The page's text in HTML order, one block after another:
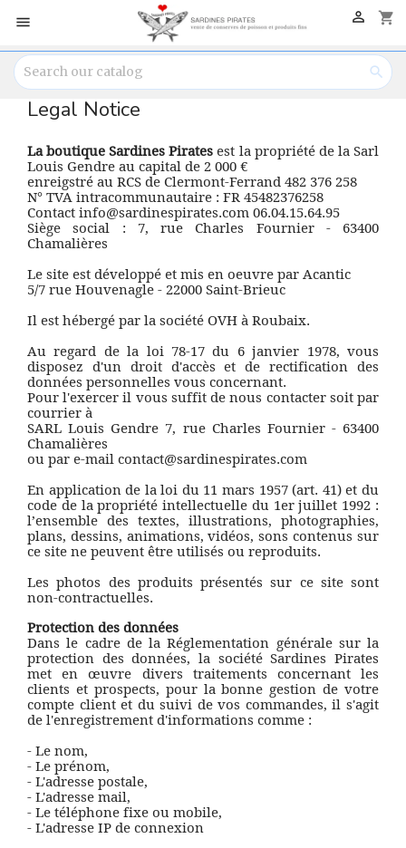
 shopping_cart


Legal Notice
La boutique Sardines Pirates est la propriété de la Sarl
Louis Gendre au capital de 2 000 €
enreigstré au RCS de Clermont-Ferrand 482 376 258
N° TVA intracommunautaire : FR 45482376258
Contact info@sardinespirates.com 06.04.15.64.95
Siège social : 7, rue Charles Fournier - 63400
Chamalières
Le site est développé et mis en oeuvre par Acantic
5/7 rue Houvenagle - 22000 Saint-Brieuc
Il est hébergé par la société OVH à Roubaix.
Au regard de la loi 78-17 du 6 janvier 1978, vous
disposez d'un droit d'accès et de rectification des
données personnelles vous concernant.
Pour l'exercer il vous suffit de nous contacter soit par
courrier à
SARL Louis Gendre 7, rue Charles Fournier - 63400
Chamalières
ou par e-mail contact@sardinespirates.com
En application de la loi du 11 mars 1957 (art. 41) et du
code de la propriété intellectuelle du 1er juillet 1992 :
l’ensemble des textes, illustrations, photographies,
plans, dessins, animations, vidéos, sons contenus sur
ce site ne peuvent être utilisés ou reproduits.
Les photos des produits présentés sur ce site sont
non-contractuelles.
Protection des données
Dans le cadre de la Réglementation générale sur la
protection des données, la société Sardines Pirates
met en œuvre divers traitements concernant les
clients et prospects, pour la bonne gestion de votre
compte client et du suivi de vos commandes, il s'agit
de l'enregistrement d'informations comme :
- Le nom,
- Le prénom,
- L'adresse postale,
- L'adresse mail,
- Le téléphone fixe ou mobile,
- L'adresse IP de connexion